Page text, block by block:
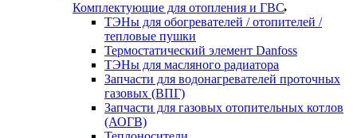
Комплектующие для отопления и ГВС
ТЭНы для обогревателей / отопителей /
тепловые пушки
Термостатический элемент Danfoss
ТЭНы для масляного радиатора
Запчасти для водонагревателей проточных
газовых (ВПГ)
Запчасти для газовых отопительных котлов
(АОГВ)